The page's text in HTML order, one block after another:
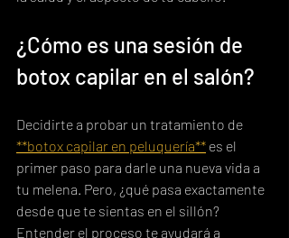
¿Cómo es una sesión de
botox capilar en el salón?
Decidirte a probar un tratamiento de
**botox capilar en peluquería** es el
primer paso para darle una nueva vida a
tu melena. Pero, ¿qué pasa exactamente
desde que te sientas en el sillón?
Entender el proceso te ayudará a